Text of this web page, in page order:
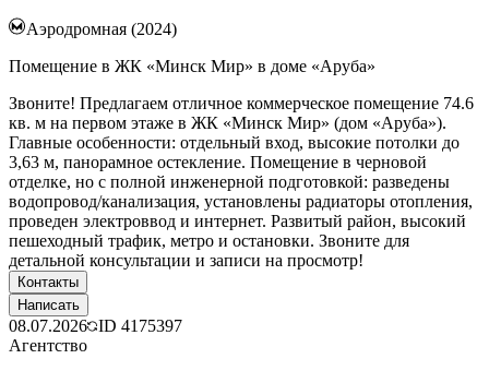
Аэродромная (2024)
Помещение в ЖК «Минск Мир» в доме «Аруба»
Звоните! Предлагаем отличное коммерческое помещение 74.6
кв. м на первом этаже в ЖК «Минск Мир» (дом «Аруба»).
Главные особенности: отдельный вход, высокие потолки до
3,63 м, панорамное остекление. Помещение в черновой
отделке, но с полной инженерной подготовкой: разведены
водопровод/канализация, установлены радиаторы отопления,
проведен электроввод и интернет. Развитый район, высокий
пешеходный трафик, метро и остановки. Звоните для
детальной консультации и записи на просмотр!
Контакты
Написать
08.07.2026 ID 4175397
Агентство